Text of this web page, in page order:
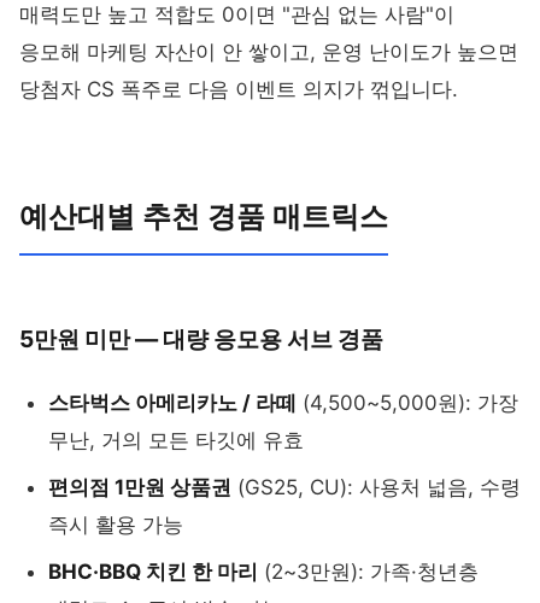
매력도만 높고 적합도 0이면 "관심 없는 사람"이
응모해 마케팅 자산이 안 쌓이고, 운영 난이도가 높으면
당첨자 CS 폭주로 다음 이벤트 의지가 꺾입니다.
예산대별 추천 경품 매트릭스
5만원 미만 — 대량 응모용 서브 경품
스타벅스 아메리카노 / 라떼 (4,500~5,000원): 가장
무난, 거의 모든 타깃에 유효
편의점 1만원 상품권 (GS25, CU): 사용처 넓음, 수령
즉시 활용 가능
BHC·BBQ 치킨 한 마리 (2~3만원): 가족·청년층